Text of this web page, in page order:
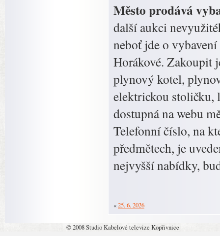
Město prodává
další aukci
neboť jde o
Horákové. Zakoupit
plynový kotel,
elektrickou stoličku,
dostupná na webu
Telefonní číslo, na
předmětech, je
nejvyšší nabídky,
«25. 6. 2026
© 2008 Studio Kabelové televize Kopřivnice